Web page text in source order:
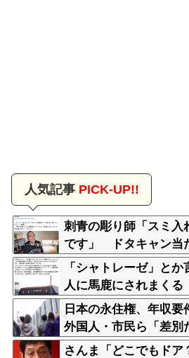
人気記事PICK-UP!!
刺青の彫り師「スミ入
です」 ドタキャン当
い、挨拶もできない
「シャトレーゼ」と
人に馬鹿にされまくる
日本の永住権、年収
外国人・市民ら「差別
さんま「どこでもドア